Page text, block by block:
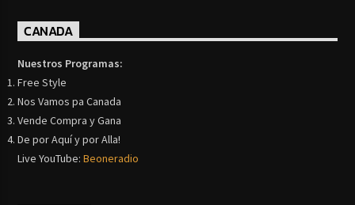
CANADA
Nuestros Programas:
Free Style
Nos Vamos pa Canada
Vende Compra y Gana
De por Aquí y por Alla!
Live YouTube:Beoneradio